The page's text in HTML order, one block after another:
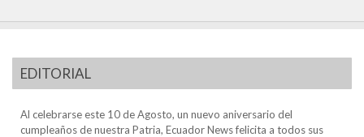
EDITORIAL
Al celebrarse este 10 de Agosto, un nuevo aniversario del
cumpleaños de nuestra Patria, Ecuador News felicita a todos sus